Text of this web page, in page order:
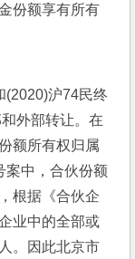
份额享有所有
(2020)沪74民终
外部转让。在
额所有权归属
案中，合伙份额
根据《合伙企
业中的全部或
。因此北京市